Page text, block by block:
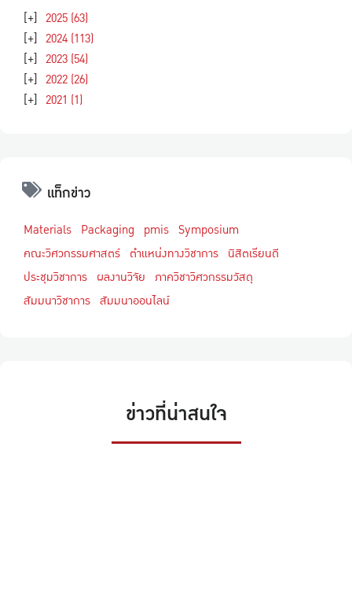
[+] 2025 (63)
[+] 2024 (113)
[+] 2023 (54)
[+] 2022 (26)
[+] 2021 (1)
แท็กข่าว
Materials Packaging pmis Symposium
คณะวิศวกรรมศาสตร์ ตำแหน่งทางวิชาการ นิสิตเรียนดี
ประชุมวิชาการ ผลงานวิจัย ภาควิชาวิศวกรรมวัสดุ
สัมมนาวิชาการ สัมมนาออนไลน์
ข่าวที่น่าสนใจ